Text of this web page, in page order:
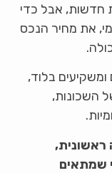
חדשות, אבל כדי
את מחיר הנכס
ומשקיעים בלוד,
השכונות,
ראשונית,
שמתאים